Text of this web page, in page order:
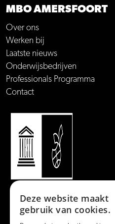
MBO AMERSFOORT
Over ons
Werken bij
Laatste nieuws
Onderwijsbedrijven
Professionals Programma
Contact
Deze website maakt
gebruik van cookies.